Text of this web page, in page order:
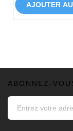
AJOUTER
ABONNEZ-